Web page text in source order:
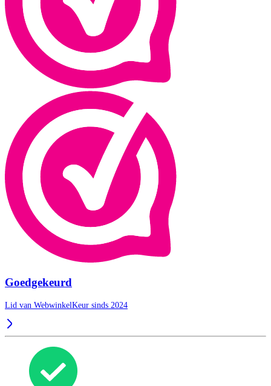
Goedgekeurd
Lid van WebwinkelKeur sinds 2024